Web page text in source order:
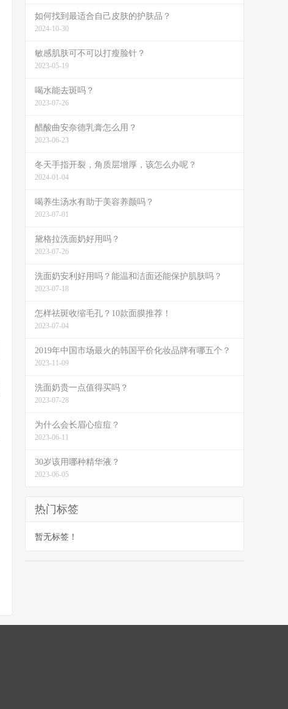
如何找到最适合自己皮肤的护肤品？
2024-10-30
敏感肌肤可不可以打瘦脸针？
2023-05-19
喝水能去斑吗？
2023-07-26
醋酸曲安奈德乳膏怎么用？
2023-06-23
冬天手指开裂，角质层增厚，该怎么办呢？
2024-01-04
喝养生汤水有助于美容养颜吗？
2023-07-01
黛格拉洗面奶好用吗？
2023-07-26
洗面奶安利好用吗？能温和洁面还能保护肌肤吗？
2023-07-18
怎样祛斑收缩毛孔？10款面膜推荐！
2023-07-04
2019年中国市场最火的韩国平价化妆品牌有哪五个？
2023-11-09
洗面奶贵一点值得买吗？
2023-07-28
为什么会长眉心痘痘？
2023-06-11
30岁该用哪种精华液？
2023-06-05
热门标签
暂无标签！